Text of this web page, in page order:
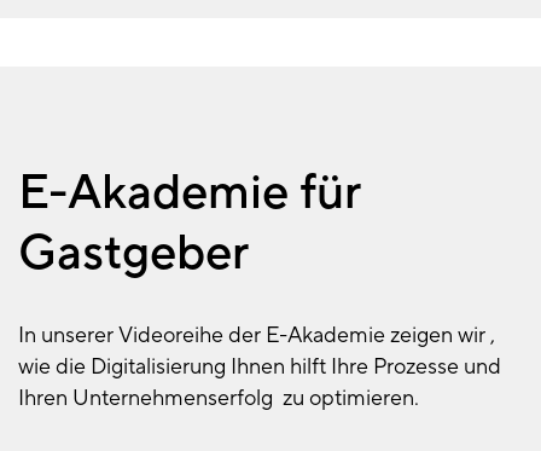
E-Akademie für
Gastgeber
In unserer Videoreihe der E-Akademie zeigen wir ,
wie die Digitalisierung Ihnen hilft Ihre Prozesse und
Ihren Unternehmenserfolg zu optimieren.